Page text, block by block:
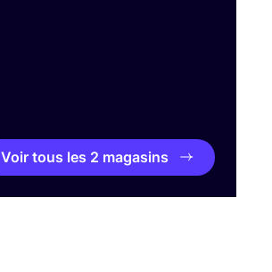
Voir tous les 2 magasins